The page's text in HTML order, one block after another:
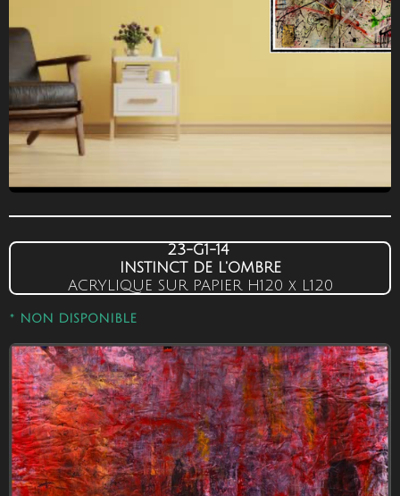
23-G1-14
INSTINCT DE L'OMBRE
ACRYLIQUE SUR PAPIER H120 x L120
* NON DISPONIBLE